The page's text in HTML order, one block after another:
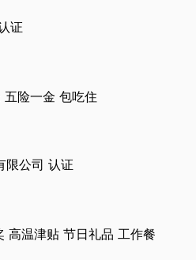
证
五险一金 包吃住
限公司 认证
高温津贴 节日礼品 工作餐